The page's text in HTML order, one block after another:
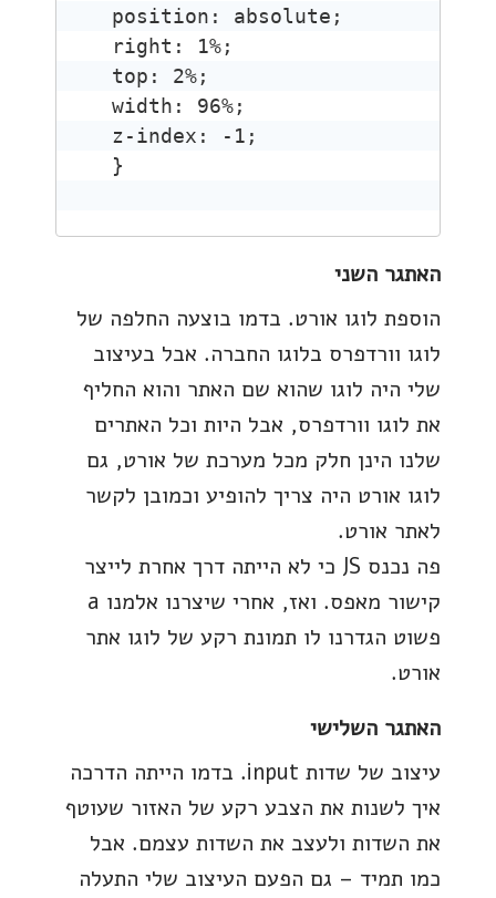
position: absolute;
right: 1%;
top: 2%;
width: 96%;
z-index: -1;
}
האתגר השני
הוספת לוגו אורט. בדמו בוצעה החלפה של
לוגו וורדפרס בלוגו החברה. אבל בעיצוב
שלי היה לוגו שהוא שם האתר והוא החליף
את לוגו וורדפרס, אבל היות וכל האתרים
שלנו הינן חלק מכל מערכת של אורט, גם
לוגו אורט היה צריך להופיע וכמובן לקשר
לאתר אורט.
פה נכנס JS כי לא הייתה דרך אחרת לייצר
קישור מאפס. ואז, אחרי שיצרנו אלמנו a
פשוט הגדרנו לו תמונת רקע של לוגו אתר
אורט.
האתגר השלישי
עיצוב של שדות input. בדמו הייתה הדרכה
איך לשנות את הצבע רקע של האזור שעוטף
את השדות ולעצב את השדות עצמם. אבל
כמו תמיד – גם הפעם העיצוב שלי התעלה